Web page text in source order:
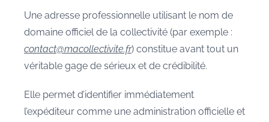
Une adresse professionnelle utilisant le nom de
domaine officiel de la collectivité (par exemple :
contact@macollectivite.fr) constitue avant tout un
véritable gage de sérieux et de crédibilité.
Elle permet d’identifier immédiatement
l’expéditeur comme une administration officielle et